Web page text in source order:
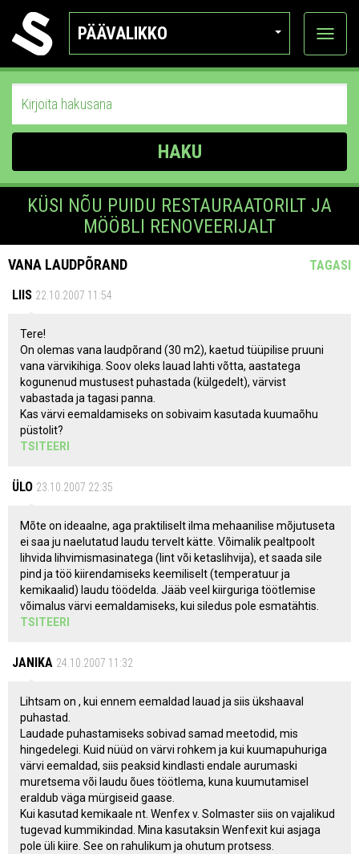
PÄÄVALIKKO
Näytä
HAKU
KÜSI NÕU PUIDU RESTAURAATORILT JA
MÖÖBLI RENOVEERIJALT
VANA LAUDPÕRAND
TAGASI
LIIS 22.10.2007 11:54
Tere!
On olemas vana laudpõrand (30 m2), kaetud tüüpilise pruuni
vana värvikihiga. Soov oleks lauad lahti võtta, aastatega
kogunenud mustusest puhastada (külgedelt), värvist
vabastada ja tagasi panna.
Kas värvi eemaldamiseks on sobivaim kasutada kuumaõhu
püstolit?
TSITEERI
ÜLO 23.10.2007 22:35
Mõte on ideaalne, aga praktiliselt ilma mehaanilise mõjutuseta
ei saa ju naelutatud laudu tervelt kätte. Võimalik pealtpoolt
lihvida lihvimismasinatega (lint või ketaslihvija), et saada sile
pind ja töö kiirendamiseks keemiliselt (temperatuur ja
kemikaalid) laudu töödelda. Jääb veel kiirguriga töötlemise
võimalus värvi eemaldamiseks, kui siledus pole esmatähtis.
TSITEERI
JANIKA 24.10.2007 11:32
Lihtsam on , kui ennem eemaldad lauad ja siis ükshaaval
puhastad.
Laudade puhastamiseks sobivad samad meetodid, mis
hingedelegi. Kuid nüüd on värvi rohkem ja kui kuumapuhuriga
värvi eemaldad, siis peaksid kindlasti endale aurumaski
muretsema või laudu õues töötlema, kuna kuumutamisel
eraldub väga mürgiseid gaase.
Kui kasutad kemikaale nt. Wenfex v. Solmaster siis on vajalikud
tugevad kummikindad. Mina kasutaksin Wenfexit kui asjaga
pole üli kiire. See on rahulikum ja ohutum protsess.